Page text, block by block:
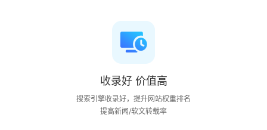
收录好 价值高
搜索引擎收录好，提升网站权重排名
提高新闻/软文转载率